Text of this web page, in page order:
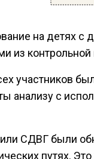
на детях с
из контрольной
участников
анализу с
СДВГ были
путях.